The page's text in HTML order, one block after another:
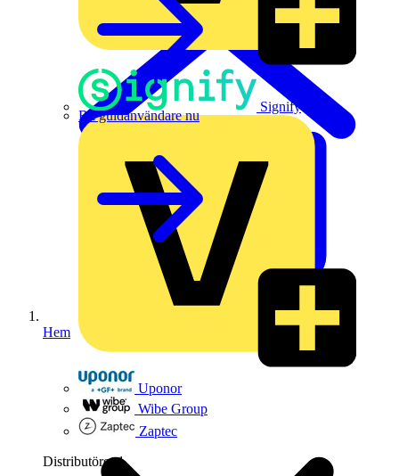
Signify
Uponor
Wibe Group
Zaptec
Distributörer 1
Bli guldanvändare nu
Hem